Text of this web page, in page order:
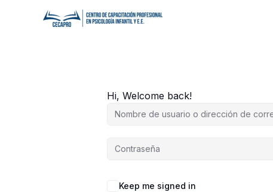
Hi, Welcome back!
Keep me signed in